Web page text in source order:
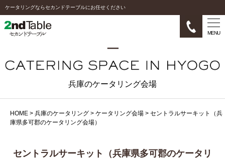
ケータリングならセカンドテーブルにお任せください
MENU
兵庫のケータリング会場
HOME > 兵庫のケータリング > ケータリング会場 > セントラルサーキット（兵
庫県多可郡のケータリング会場）
セントラルサーキット（兵庫県多可郡のケータリ